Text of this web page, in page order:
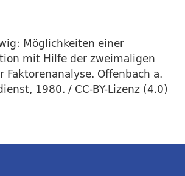
Möglichkeiten einer
mit Hilfe der zweimaligen
Faktorenanalyse. Offenbach a.
1980. / CC-BY-Lizenz (4.0)